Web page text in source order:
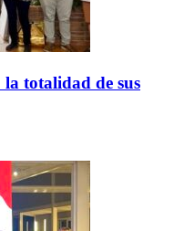
totalidad de sus